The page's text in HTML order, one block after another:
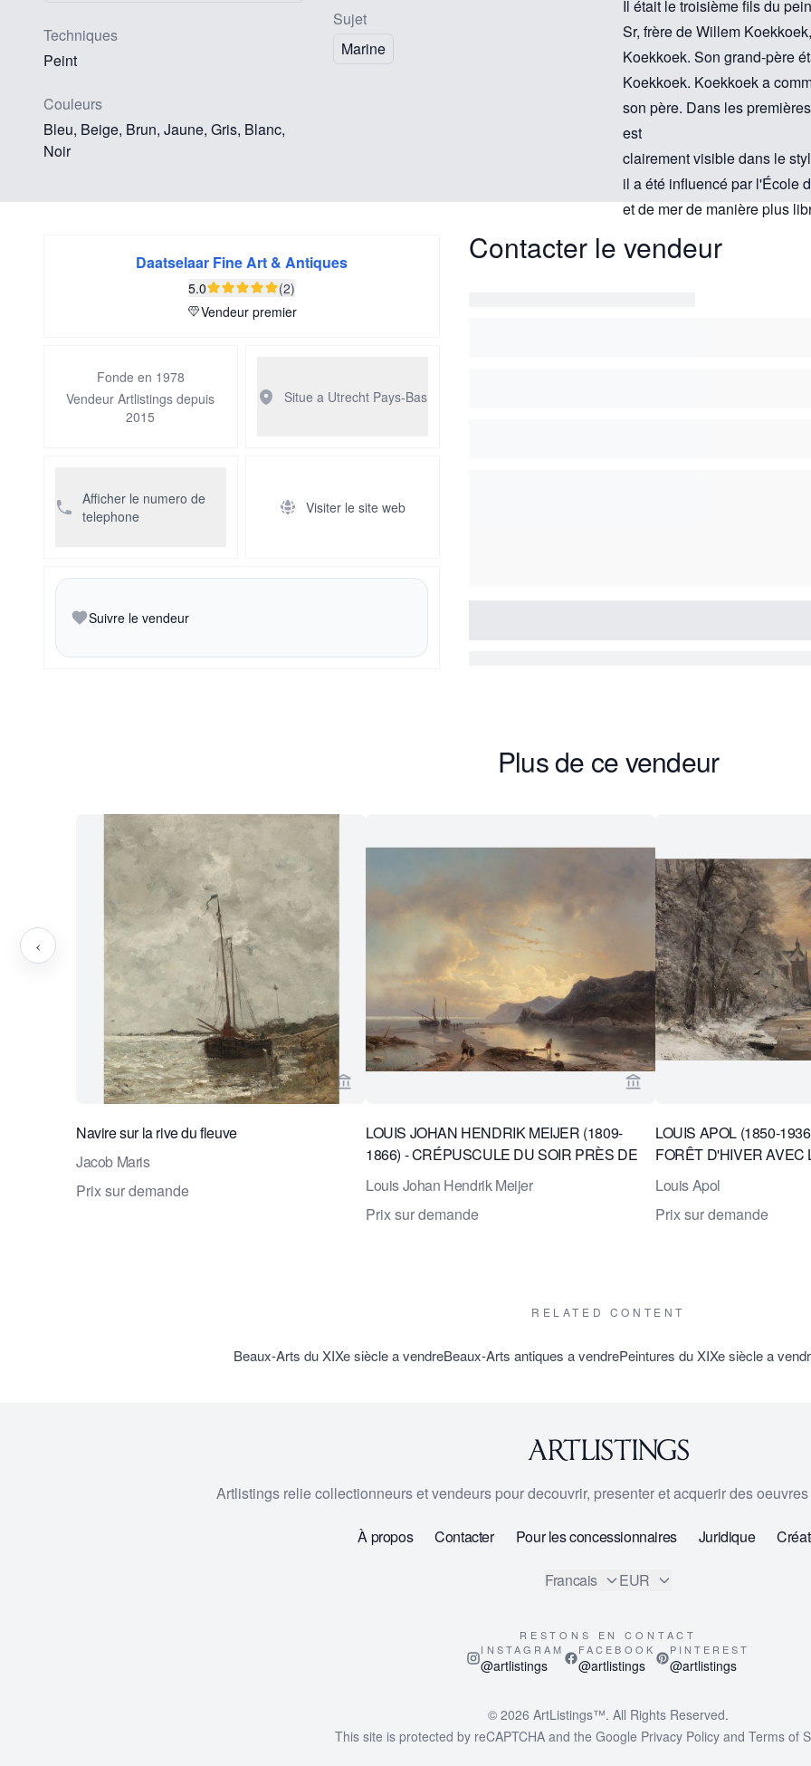
Techniques
Peint
Couleurs
Bleu, Beige, Brun, Jaune, Gris, Blanc,
Noir
Sujet
Marine
Il était le troisième fils du
Sr, frère de Willem
Koekkoek. Son grand-père
Koekkoek. Koekkoek a
son père. Dans les
est
clairement visible dans le
il a été influencé par l'École
et de mer de manière plus
Daatselaar Fine Art & Antiques
5.0
(2)
Vendeur premier
Fonde en 1978
Vendeur Artlistings depuis
2015
Situe a Utrecht Pays-Bas
Afficher le numero de
telephone
Visiter le site web
Suivre le vendeur
Contacter le vendeur
Plus de ce vendeur
Voir la page vendeur de Daatselaar Fine Art & Antiques
Navire sur la rive du fleuve
Jacob Maris
Prix sur demande
Voir la page vendeur de
LOUIS JOHAN HENDRIK MEIJER (1809-
1866) - CRÉPUSCULE DU SOIR PRÈS DE
LA MER
Louis Johan Hendrik Meijer
Prix sur demande
LOUIS APOL (1850-
FORÊT D'HIVER
CANNENBURCH À
Louis Apol
Prix sur demande
‹
RELATED CONTENT
Beaux-Arts du XIXe siècle a vendreBeaux-Arts antiques a vendrePeintures du XIXe siècle a
Artlistings relie collectionneurs et vendeurs pour decouvrir, presenter et acquerir des
À propos Contacter Pour les concessionnaires Juridique
Francais EUR
RESTONS EN CONTACT
INSTAGRAM
@artlistings
FACEBOOK
@artlistings
PINTEREST
@artlistings
© 2026 ArtListings™. All Rights Reserved.
This site is protected by reCAPTCHA and the Google Privacy Policyand Terms of